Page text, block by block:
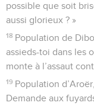
possible que soit
aussi glorieux ? »
18 Population de
assieds-toi dans les
monte à l’assaut
19 Population
Demande aux